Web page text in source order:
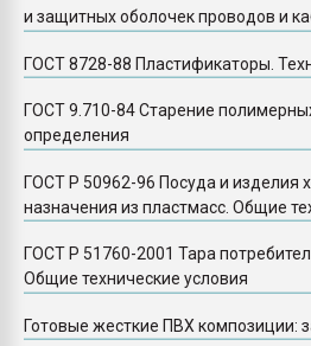
и защитных оболочек проводов и
ГОСТ 8728-88 Пластификаторы.
ГОСТ 9.710-84 Старение
определения
ГОСТ Р 50962-96 Посуда и изделия
назначения из пластмасс. Общие
ГОСТ Р 51760-2001 Тара
Общие технические условия
Готовые жесткие ПВХ композиции: